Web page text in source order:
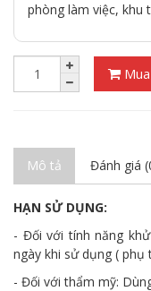
phòng làm việc, khu
Mô tả Đánh giá
HẠN SỬ DỤNG:
- Đối với tính năng
ngày khi sử dụng (
- Đối với thẩm mỹ: